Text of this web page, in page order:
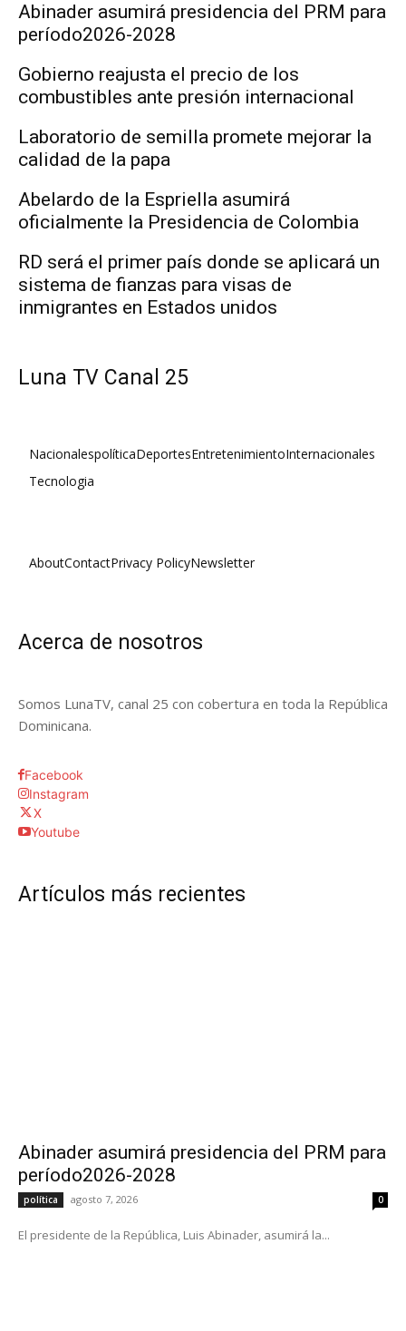
Abinader asumirá presidencia del PRM para
período2026-2028
Gobierno reajusta el precio de los
combustibles ante presión internacional
Laboratorio de semilla promete mejorar la
calidad de la papa
Abelardo de la Espriella asumirá
oficialmente la Presidencia de Colombia
RD será el primer país donde se aplicará un
sistema de fianzas para visas de
inmigrantes en Estados unidos
Luna TV Canal 25
NacionalespolíticaDeportesEntretenimientoInternacionales
Tecnologia
AboutContactPrivacy PolicyNewsletter
Acerca de nosotros
Somos LunaTV, canal 25 con cobertura en toda la República
Dominicana.
Facebook
Instagram
X
Youtube
Artículos más recientes
Abinader asumirá presidencia del PRM para
período2026-2028
política agosto 7, 2026 0
El presidente de la República, Luis Abinader, asumirá la...